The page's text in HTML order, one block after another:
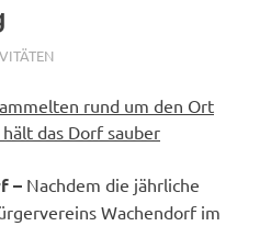
WACHENDORF E.V.
rund um den Ort
das Dorf sauber
– Nachdem die jährliche
Wachendorf im